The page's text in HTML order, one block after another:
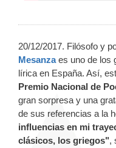
20/12/2017. Filósofo y
Mesanzaes uno de los
lírica en España. Así,
Premio Nacional de
gran sorpresa y una
de sus referencias a la
influencias en mi
clásicos, los griegos",